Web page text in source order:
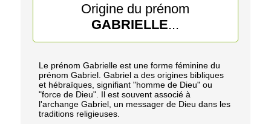
Origine du prénom
GABRIELLE...
Le prénom Gabrielle est une forme féminine du
prénom Gabriel. Gabriel a des origines bibliques
et hébraïques, signifiant "homme de Dieu" ou
"force de Dieu". Il est souvent associé à
l'archange Gabriel, un messager de Dieu dans les
traditions religieuses.